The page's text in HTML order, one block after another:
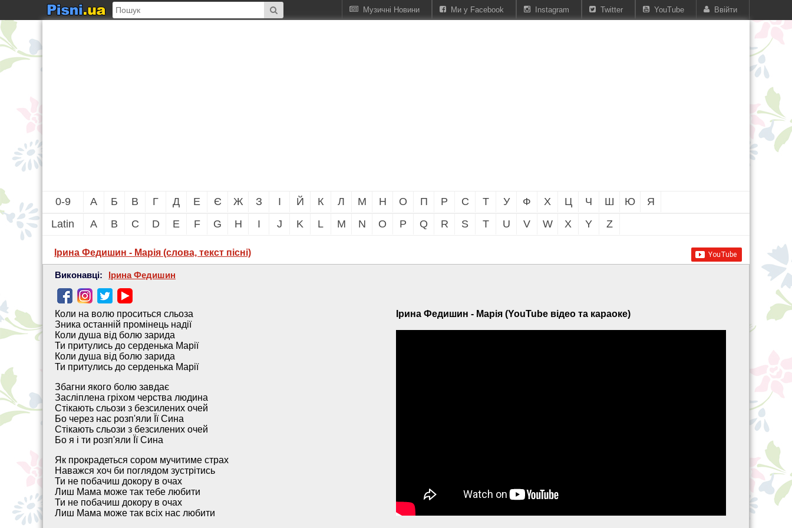
Ввійти
YouTube
Twitter
Instagram
Ми у Facebook
Музичні Новини
0-9 А Б В Г Д Е Є Ж З І Й К Л М Н О П Р С Т У Ф Х Ц Ч Ш Ю
Я
Latin
A B C D E F G H I J K L M N O P Q R S T U V W X Y Z
Ірина Федишин - Марія (слова, текст пісні)
Виконавці: Ірина Федишин
Коли на волю проситься сльоза
Зника останній промінець надії
Коли душа від болю зарида
Ти притулись до серденька Марії
Коли душа від болю зарида
Ти притулись до серденька Марії
Збагни якого болю завдає
Засліплена гріхом черства людина
Стікають сльози з безсилених очей
Бо через нас розп'яли Її Сина
Стікають сльози з безсилених очей
Бо я і ти розп'яли Її Сина
Як прокрадеться сором мучитиме страх
Наважся хоч би поглядом зустрітись
Ти не побачиш докору в очах
Лиш Мама може так тебе любити
Ти не побачиш докору в очах
Лиш Мама може так всіх нас любити
Ірина Федишин - Марія (YouTube відео та караоке)